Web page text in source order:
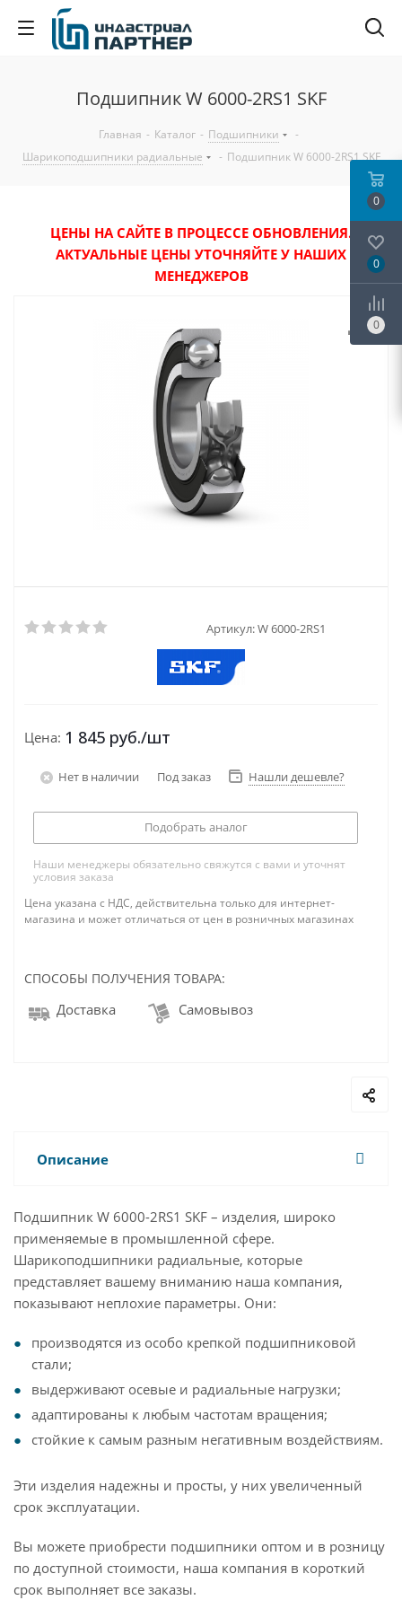
Подшипник W 6000-2RS1 SKF
Главная - Каталог - Подшипники
-
Шарикоподшипники радиальные
- Подшипник W 6000-2RS1 SKF
ЦЕНЫ НА САЙТЕ В ПРОЦЕССЕ ОБНОВЛЕНИЯ.
АКТУАЛЬНЫЕ ЦЕНЫ УТОЧНЯЙТЕ У НАШИХ
МЕНЕДЖЕРОВ
Артикул:W 6000-2RS1
Цена: 1 845 руб./шт
Нет в наличии Под заказ Нашли дешевле?
Подобрать аналог
Наши менеджеры обязательно свяжутся с вами и уточнят
условия заказа
Цена указана с НДС, действительна только для интернет-
магазина и может отличаться от цен в розничных магазинах
СПОСОБЫ ПОЛУЧЕНИЯ ТОВАРА:
Доставка Самовывоз
Описание
Подшипник W 6000-2RS1 SKF – изделия, широко
применяемые в промышленной сфере.
Шарикоподшипники радиальные, которые
представляет вашему вниманию наша компания,
показывают неплохие параметры. Они:
производятся из особо крепкой подшипниковой
стали;
выдерживают осевые и радиальные нагрузки;
адаптированы к любым частотам вращения;
стойкие к самым разным негативным воздействиям.
Эти изделия надежны и просты, у них увеличенный
срок эксплуатации.
Вы можете приобрести подшипники оптом и в розницу
по доступной стоимости, наша компания в короткий
срок выполняет все заказы.
0
0
0